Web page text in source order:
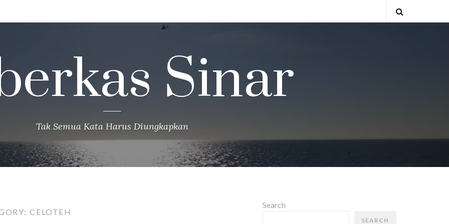
Sinar
Tak Semua Kata Harus Diungkapkan
CELOTEH
Search
SEARCH